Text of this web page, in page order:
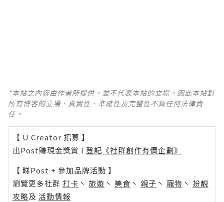
*本站之內容由作者所提供，並不代表本站的立場。因此本站對
所有博客的立場、真實性、準確性及完整性不負任何法律責
任。
【 U Creator 招募 】
出Post賺現金獎賞 l 登記《社群創作有價企劃》
【 睇Post + 參加品牌活動 】
瀏覽更多社群 打卡 丶 旅遊 丶 美食 丶 親子 丶 寵物 丶 扮靚
攻略及 活動情報